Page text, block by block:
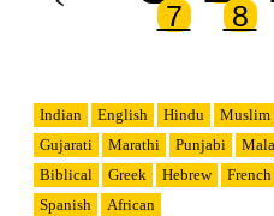
7
8
Indian English Hindu Muslim
Gujarati
Marathi Punjabi
Biblical
Greek Hebrew French
Spanish
African